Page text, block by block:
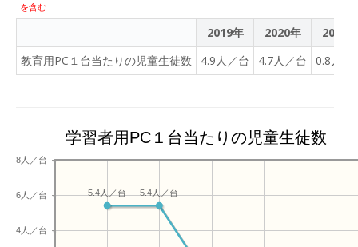
を含む
2019年 2020年
2021年
教育用PC１台当たりの児童生徒数
4.9人／台 4.7人／台 0.8人／
学習者用PC１台当たりの児童生徒数
4人／台
6人／台
8人／台
5.4人／台
5.4人／台